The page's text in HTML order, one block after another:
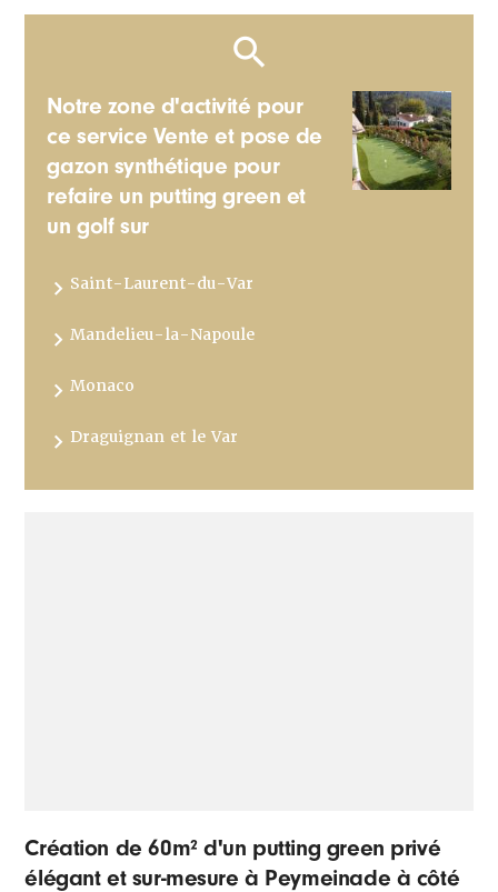
Notre zone d'activité pour
ce service Vente et pose de
gazon synthétique pour
refaire un putting green et
un golf sur
Saint-Laurent-du-Var
Mandelieu-la-Napoule
Monaco
Draguignan et le Var
Création de 60m² d'un putting green privé
élégant et sur-mesure à Peymeinade à côté